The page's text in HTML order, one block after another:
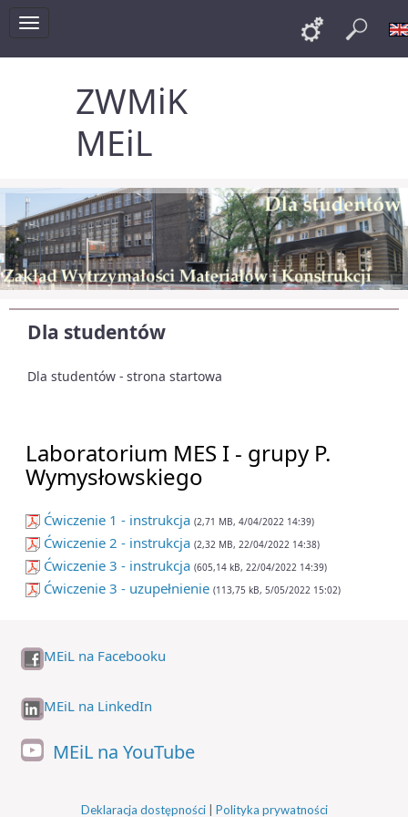
Toggle
navigation
Links
ZWMiK
MEiL
Dla studentów
Dla studentów - strona startowa
Laboratorium MES I - grupy P.
Wymysłowskiego
Ćwiczenie 1 - instrukcja (2,71 MB, 4/04/2022 14:39)
Ćwiczenie 2 - instrukcja (2,32 MB, 22/04/2022 14:38)
Ćwiczenie 3 - instrukcja (605,14 kB, 22/04/2022 14:39)
Ćwiczenie 3 - uzupełnienie (113,75 kB, 5/05/2022 15:02)
MEiL na Facebooku
MEiL na LinkedIn
MEiL na YouTube
Deklaracja dostępności| Polityka prywatności